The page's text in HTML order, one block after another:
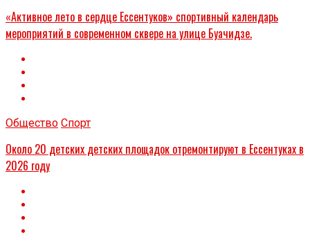
«Активное лето в сердце Ессентуков» спортивный календарь
мероприятий в современном сквере на улице Буачидзе.
Общество Спорт
Около 20 детских детских площадок отремонтируют в Ессентуках в
2026 году